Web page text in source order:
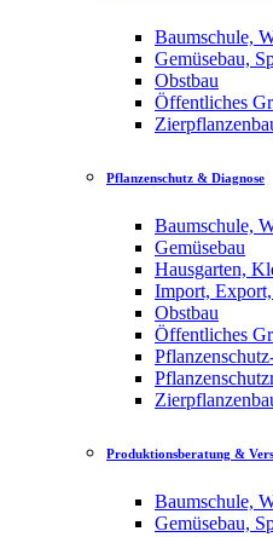
Baumschule,
Gemüsebau,
Obstbau
Öffentliches
Pflanzenschutz & Diagnose
Baumschule,
Gemüsebau
Hausgarten,
Import,
Obstbau
Öffentliches
Produktionsberatung &
Baumschule,
Gemüsebau,